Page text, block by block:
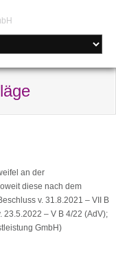
an der
diese nach dem
v. 31.8.2021 – VII B
23.5.2022 – V B 4/22 (AdV);
GmbH)